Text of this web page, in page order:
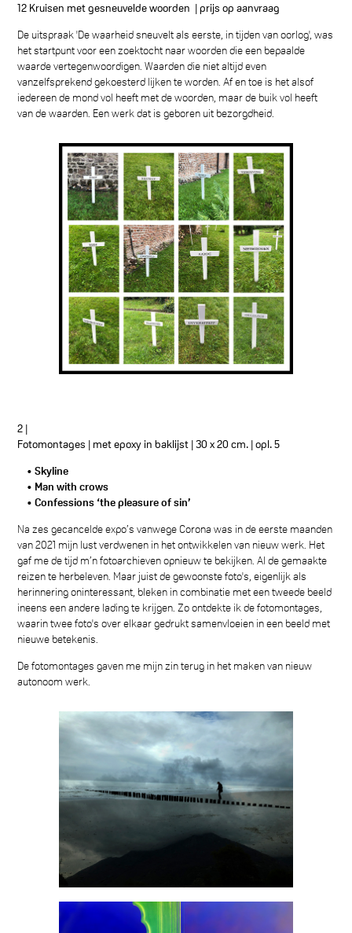
12 Kruisen met gesneuvelde woorden | prijs op aanvraag
De uitspraak 'De waarheid sneuvelt als eerste, in tijden van oorlog', was
het startpunt voor een zoektocht naar woorden die een bepaalde
waarde vertegenwoordigen. Waarden die niet altijd even
vanzelfsprekend gekoesterd lijken te worden. Af en toe is het alsof
iedereen de mond vol heeft met de woorden, maar de buik vol heeft
van de waarden. Een werk dat is geboren uit bezorgdheid.
2 |
Fotomontages | met epoxy in baklijst | 30 x 20 cm. | opl. 5
• Skyline
• Man with crows
• Confessions ‘the pleasure of sin’
Na zes gecancelde expo’s vanwege Corona was in de eerste maanden
van 2021 mijn lust verdwenen in het ontwikkelen van nieuw werk. Het
gaf me de tijd m’n fotoarchieven opnieuw te bekijken. Al de gemaakte
reizen te herbeleven. Maar juist de gewoonste foto's, eigenlijk als
herinnering oninteressant, bleken in combinatie met een tweede beeld
ineens een andere lading te krijgen. Zo ontdekte ik de fotomontages,
waarin twee foto's over elkaar gedrukt samenvloeien in een beeld met
nieuwe betekenis.
De fotomontages gaven me mijn zin terug in het maken van nieuw
autonoom werk.